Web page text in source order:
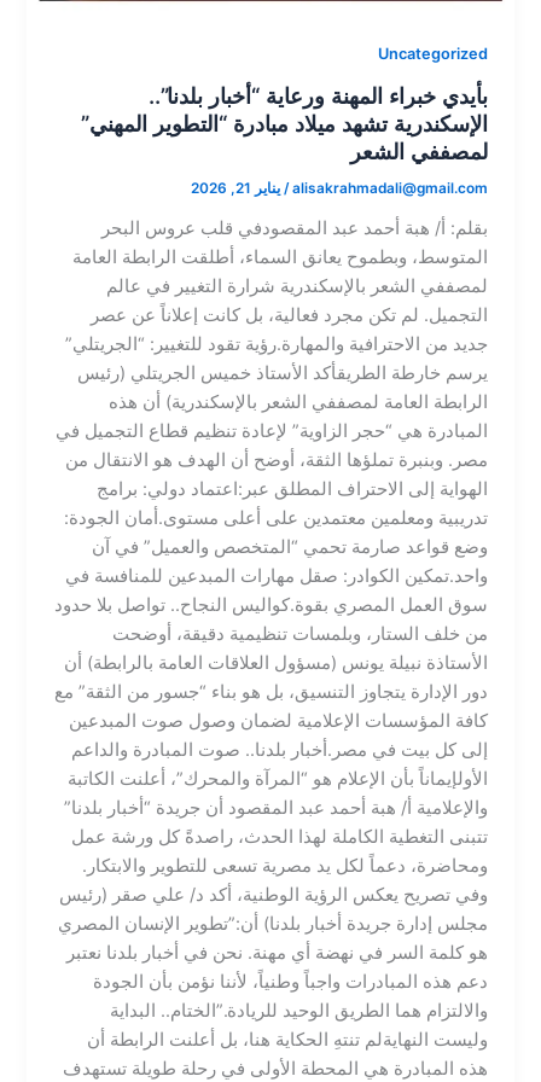
Uncategorized
بأيدي خبراء المهنة ورعاية “أخبار بلدنا”..
الإسكندرية تشهد ميلاد مبادرة “التطوير المهني”
لمصففي الشعر
alisakrahmadali@gmail.com
/يناير 21, 2026
​بقلم: أ/ هبة أحمد عبد المقصود​في قلب عروس البحر
المتوسط، وبطموح يعانق السماء، أطلقت الرابطة العامة
لمصففي الشعر بالإسكندرية شرارة التغيير في عالم
التجميل. لم تكن مجرد فعالية، بل كانت إعلاناً عن عصر
جديد من الاحترافية والمهارة.​رؤية تقود للتغيير: “الجريتلي”
يرسم خارطة الطريق​أكد الأستاذ خميس الجريتلي (رئيس
الرابطة العامة لمصففي الشعر بالإسكندرية) أن هذه
المبادرة هي “حجر الزاوية” لإعادة تنظيم قطاع التجميل في
مصر. وبنبرة تملؤها الثقة، أوضح أن الهدف هو الانتقال من
الهواية إلى الاحتراف المطلق عبر:​اعتماد دولي: برامج
تدريبية ومعلمين معتمدين على أعلى مستوى.​أمان الجودة:
وضع قواعد صارمة تحمي “المتخصص والعميل” في آن
واحد.​تمكين الكوادر: صقل مهارات المبدعين للمنافسة في
سوق العمل المصري بقوة.​كواليس النجاح.. تواصل بلا حدود​
من خلف الستار، وبلمسات تنظيمية دقيقة، أوضحت
الأستاذة نبيلة يونس (مسؤول العلاقات العامة بالرابطة) أن
دور الإدارة يتجاوز التنسيق، بل هو بناء “جسور من الثقة” مع
كافة المؤسسات الإعلامية لضمان وصول صوت المبدعين
إلى كل بيت في مصر.​أخبار بلدنا.. صوت المبادرة والداعم
الأول​إيماناً بأن الإعلام هو “المرآة والمحرك”، أعلنت الكاتبة
والإعلامية أ/ هبة أحمد عبد المقصود أن جريدة “أخبار بلدنا”
تتبنى التغطية الكاملة لهذا الحدث، راصدةً كل ورشة عمل
ومحاضرة، دعماً لكل يد مصرية تسعى للتطوير والابتكار.​
وفي تصريح يعكس الرؤية الوطنية، أكد د/ علي صقر (رئيس
مجلس إدارة جريدة أخبار بلدنا) أن:​”تطوير الإنسان المصري
هو كلمة السر في نهضة أي مهنة. نحن في أخبار بلدنا نعتبر
دعم هذه المبادرات واجباً وطنياً، لأننا نؤمن بأن الجودة
والالتزام هما الطريق الوحيد للريادة.”الختام.. البداية
وليست النهاية​لم تنتهِ الحكاية هنا، بل أعلنت الرابطة أن
هذه المبادرة هي المحطة الأولى في رحلة طويلة تستهدف